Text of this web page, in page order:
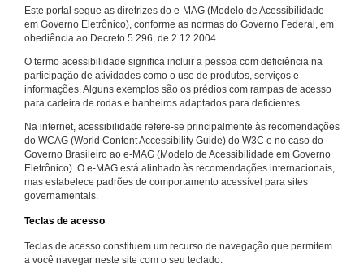
Este portal segue as diretrizes do e-MAG (Modelo de Acessibilidade
em Governo Eletrônico), conforme as normas do Governo Federal, em
obediência ao Decreto 5.296, de 2.12.2004
O termo acessibilidade significa incluir a pessoa com deficiência na
participação de atividades como o uso de produtos, serviços e
informações. Alguns exemplos são os prédios com rampas de acesso
para cadeira de rodas e banheiros adaptados para deficientes.
Na internet, acessibilidade refere-se principalmente às recomendações
do WCAG (World Content Accessibility Guide) do W3C e no caso do
Governo Brasileiro ao e-MAG (Modelo de Acessibilidade em Governo
Eletrônico). O e-MAG está alinhado às recomendações internacionais,
mas estabelece padrões de comportamento acessível para sites
governamentais.
Teclas de acesso
Teclas de acesso constituem um recurso de navegação que permitem
a você navegar neste site com o seu teclado.